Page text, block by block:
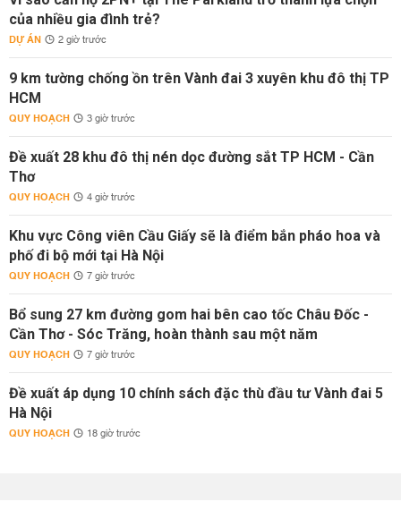
của nhiều gia đình trẻ?
DỰ ÁN 2 giờ trước
9 km tường chống ồn trên Vành đai 3 xuyên khu đô thị TP
HCM
QUY HOẠCH 3 giờ trước
Đề xuất 28 khu đô thị nén dọc đường sắt TP HCM - Cần
Thơ
QUY HOẠCH 4 giờ trước
Khu vực Công viên Cầu Giấy sẽ là điểm bắn pháo hoa và
phố đi bộ mới tại Hà Nội
QUY HOẠCH 7 giờ trước
Bổ sung 27 km đường gom hai bên cao tốc Châu Đốc -
Cần Thơ - Sóc Trăng, hoàn thành sau một năm
QUY HOẠCH 7 giờ trước
Đề xuất áp dụng 10 chính sách đặc thù đầu tư Vành đai 5
Hà Nội
QUY HOẠCH 18 giờ trước